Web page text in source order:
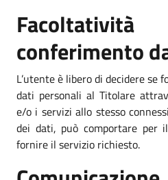
conferimento
L’utente è libero di decidere se
dati personali al Titolare
e/o i servizi allo stesso
dei dati, può comportare per
fornire il servizio richiesto.